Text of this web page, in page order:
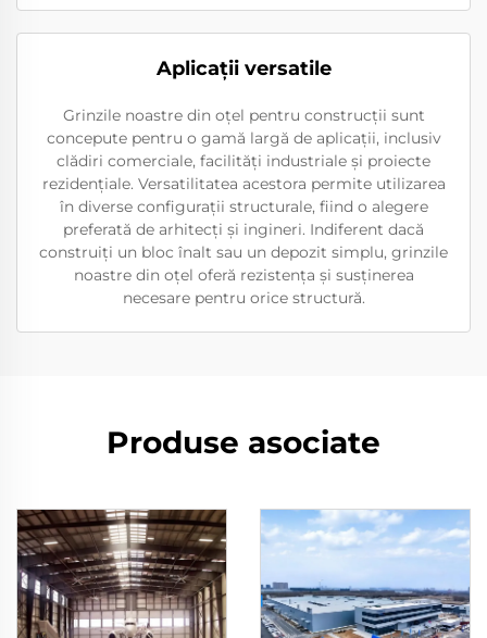
Aplicații versatile
Grinzile noastre din oțel pentru construcții sunt
concepute pentru o gamă largă de aplicații, inclusiv
clădiri comerciale, facilități industriale și proiecte
rezidențiale. Versatilitatea acestora permite utilizarea
în diverse configurații structurale, fiind o alegere
preferată de arhitecți și ingineri. Indiferent dacă
construiți un bloc înalt sau un depozit simplu, grinzile
noastre din oțel oferă rezistența și susținerea
necesare pentru orice structură.
Produse asociate